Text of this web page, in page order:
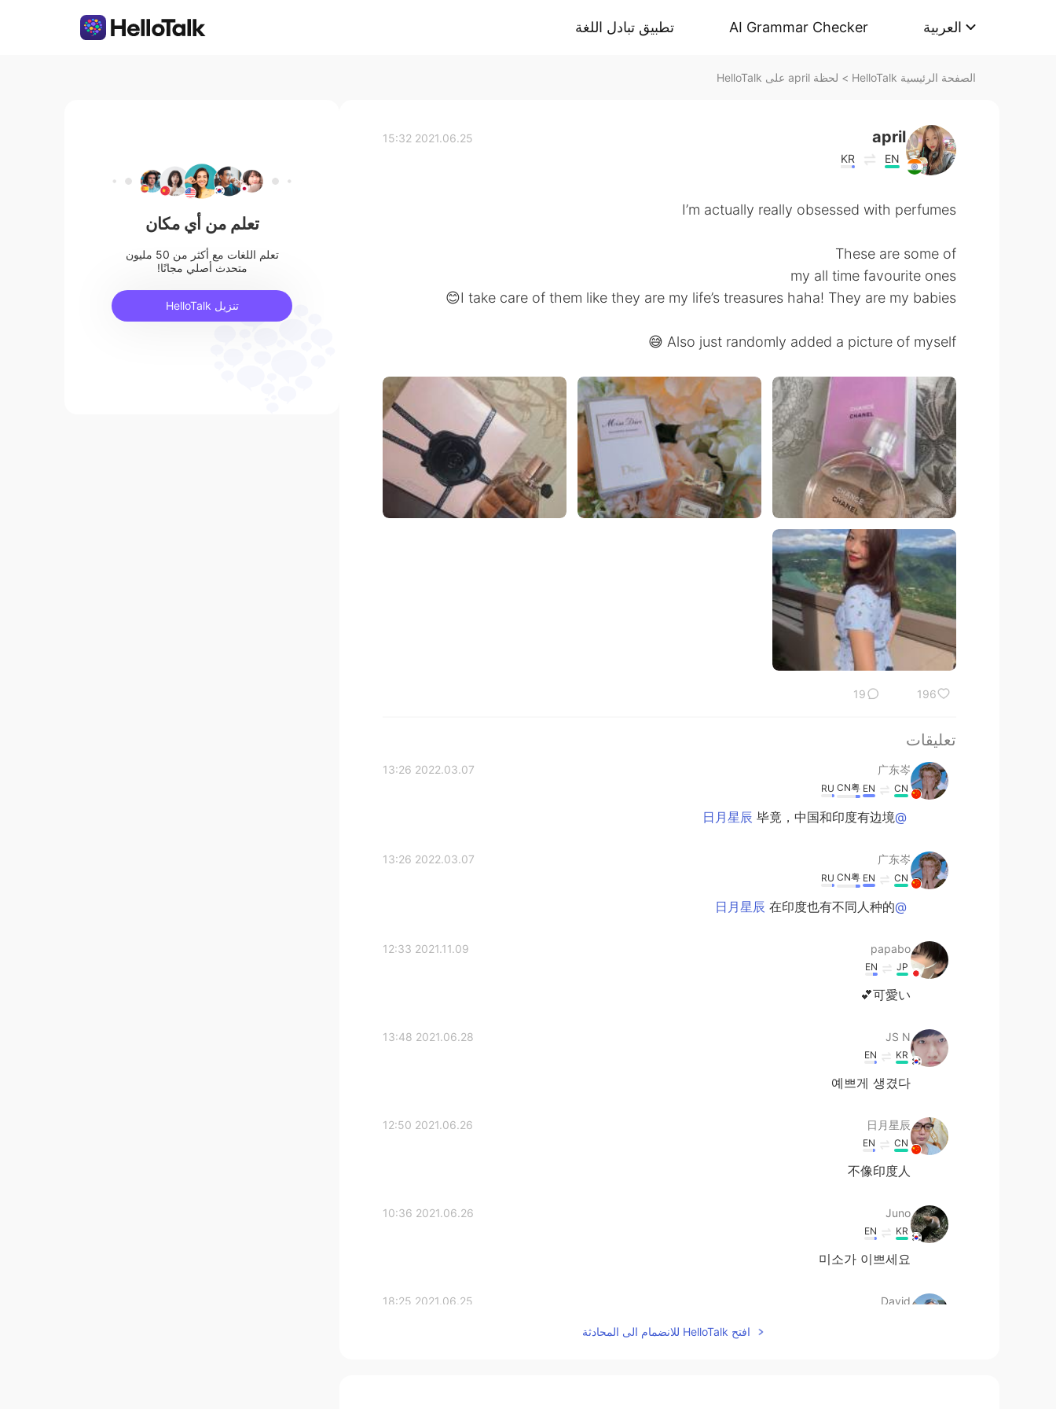
تطبيق تبادل اللغة AI Grammar Checker العربية
الصفحة الرئيسية HelloTalk > لحظة april على HelloTalk
april
EN
KR
2021.06.25 15:32
I’m actually really obsessed with perfumes
These are some of
my all time favourite ones
I take care of them like they are my life’s treasures haha! They are my babies😊
Also just randomly added a picture of myself 😅
196
19
تعليقات
广东岑
2022.03.07 13:26
CN
EN
CN粤
RU
@日月星辰
毕竟，中国和印度有边境
广东岑
2022.03.07 13:26
CN
EN
CN粤
RU
@日月星辰
在印度也有不同人种的
papabo
2021.11.09 12:33
JP
EN
可愛い💕
JS N
2021.06.28 13:48
KR
EN
예쁘게 생겼다
日月星辰
2021.06.26 12:50
CN
EN
不像印度人
Juno
2021.06.26 10:36
KR
EN
미소가 이쁘세요
David
2021.06.25 18:25
افتح HelloTalk للانضمام الى المحادثة
تعلم من أي مكان
تعلم اللغات مع أكثر من 50 مليون
متحدث أصلي مجانًا!
تنزيل HelloTalk